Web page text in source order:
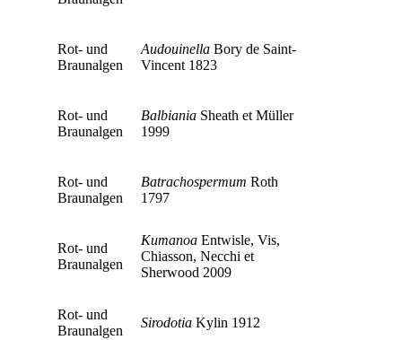
Rot- und
Braunalgen
Audouinella Bory de Saint-
Vincent 1823
Rot- und
Braunalgen
Balbiania Sheath et Müller
1999
Rot- und
Braunalgen
Batrachospermum Roth
1797
Rot- und
Braunalgen
Kumanoa Entwisle, Vis,
Chiasson, Necchi et
Sherwood 2009
Rot- und
Braunalgen
Sirodotia Kylin 1912